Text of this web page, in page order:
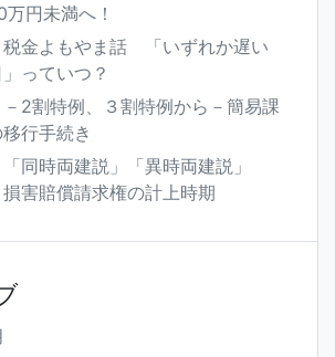
円未満へ！
税金よもやま話 「いずれか遅い
っていつ？
－2割特例、３割特例から－簡易課
行手続き
「同時両建説」「異時両建説」
害賠償請求権の計上時期